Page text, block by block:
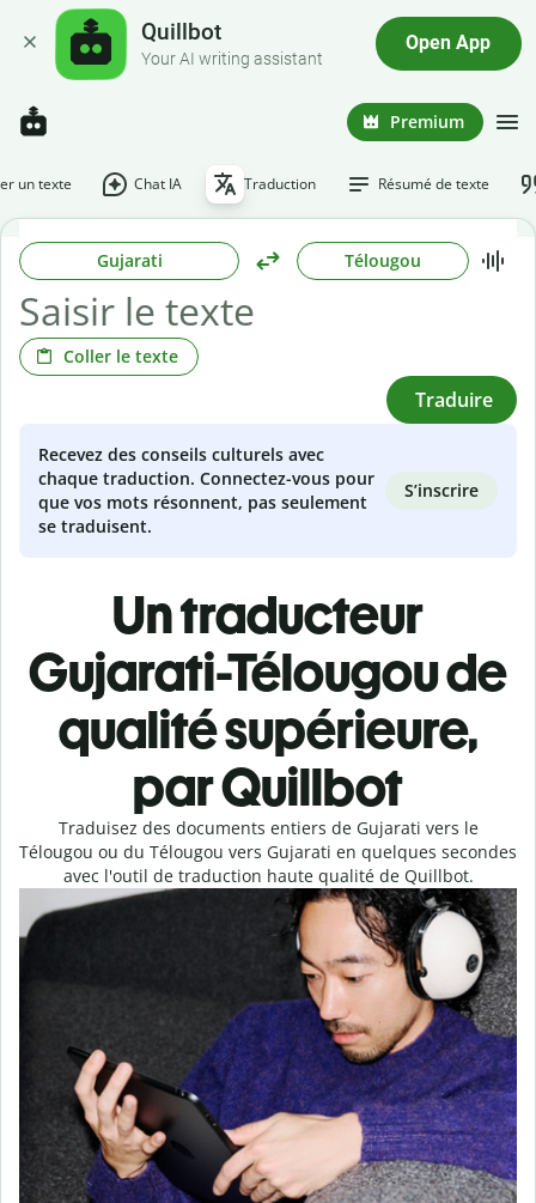
Quillbot
Your AI writing assistant
Open App
Premium
un texte Chat IA Traduction Résumé de texte
Gujarati Télougou
Coller le texte
Traduire
Recevez des conseils culturels avec
chaque traduction. Connectez-vous pour
que vos mots résonnent, pas seulement
se traduisent.
S’inscrire
Un traducteur
Gujarati-Télougou de
qualité supérieure,
par Quillbot
Traduisez des documents entiers de Gujarati vers le
Télougou ou du Télougou vers Gujarati en quelques secondes
avec l'outil de traduction haute qualité de Quillbot.